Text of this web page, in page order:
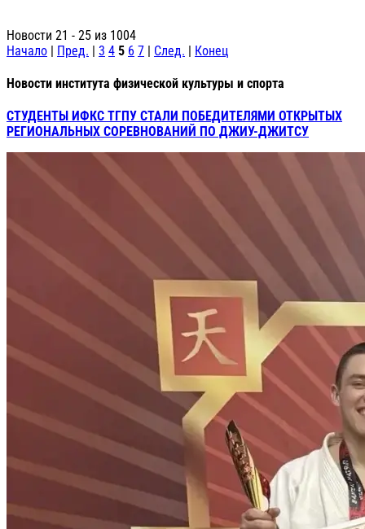
Новости 21 - 25 из 1004
Начало | Пред. | 3 4 5 6 7 | След. | Конец
Новости института физической культуры и спорта
СТУДЕНТЫ ИФКС ТГПУ СТАЛИ ПОБЕДИТЕЛЯМИ ОТКРЫТЫХ
РЕГИОНАЛЬНЫХ СОРЕВНОВАНИЙ ПО ДЖИУ-ДЖИТСУ